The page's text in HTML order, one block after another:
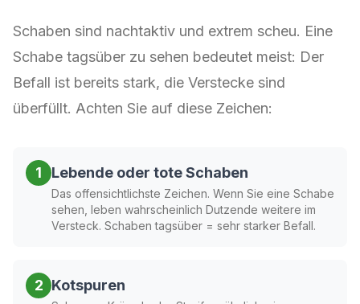
Schaben sind nachtaktiv und extrem scheu. Eine
Schabe tagsüber zu sehen bedeutet meist: Der
Befall ist bereits stark, die Verstecke sind
überfüllt. Achten Sie auf diese Zeichen:
1 Lebende oder tote Schaben
Das offensichtlichste Zeichen. Wenn Sie eine Schabe
sehen, leben wahrscheinlich Dutzende weitere im
Versteck. Schaben tagsüber = sehr starker Befall.
2 Kotspuren